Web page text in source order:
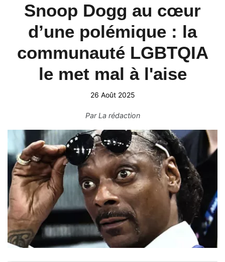
Snoop Dogg au cœur
d’une polémique : la
communauté LGBTQIA
le met mal à l'aise
26 Août 2025
ParLa rédaction